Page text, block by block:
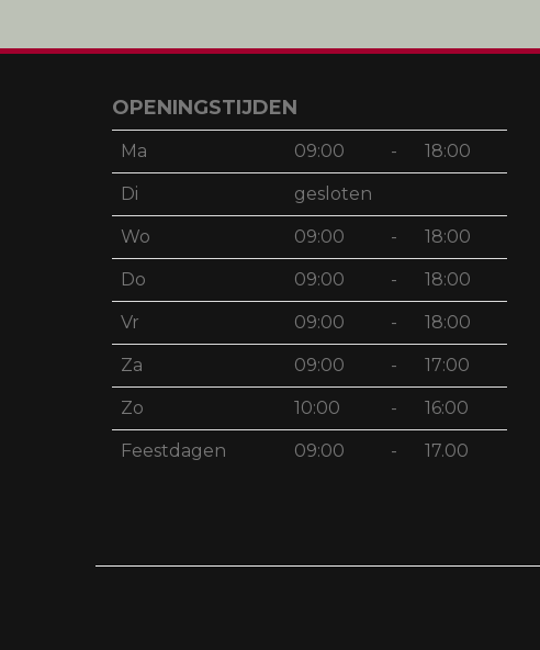
OPENINGSTIJDEN
Ma 09:00 - 18:00
Di gesloten
Wo 09:00 - 18:00
Do 09:00 - 18:00
Vr 09:00 - 18:00
Za 09:00 - 17:00
Zo 10:00 - 16:00
Feestdagen 09:00 - 17.00